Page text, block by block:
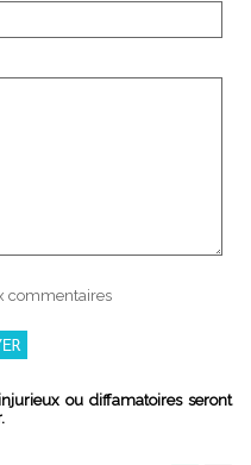
commentaires
ou diffamatoires seront